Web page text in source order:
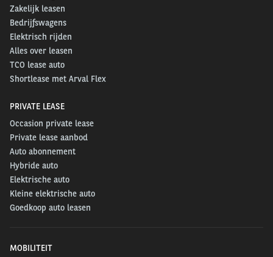
Zakelijk leasen
Bedrijfswagens
Elektrisch rijden
Alles over leasen
TCO lease auto
Shortlease met Arval Flex
PRIVATE LEASE
Occasion private lease
Private lease aanbod
Auto abonnement
Hybride auto
Elektrische auto
Kleine elektrische auto
Goedkoop auto leasen
MOBILITEIT